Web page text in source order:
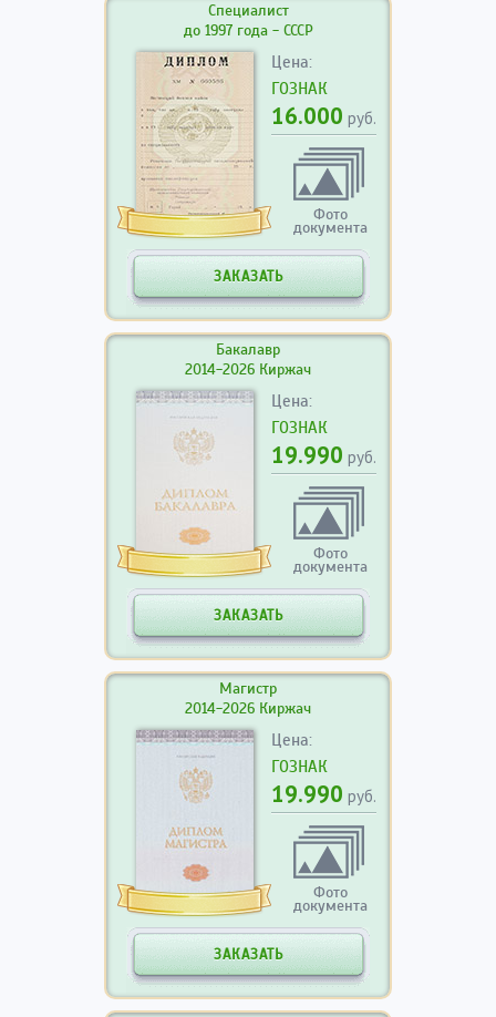
Специалист
до 1997 года - СССР
Цена:
ГОЗНАК
16.000 руб.
Фото
документа
ЗАКАЗАТЬ
Бакалавр
2014-2026 Киржач
Цена:
ГОЗНАК
19.990 руб.
Фото
документа
ЗАКАЗАТЬ
Магистр
2014-2026 Киржач
Цена:
ГОЗНАК
19.990 руб.
Фото
документа
ЗАКАЗАТЬ